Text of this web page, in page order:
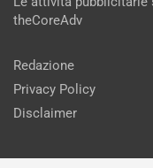
theCoreAdv
Redazione
Privacy Policy
Disclaimer